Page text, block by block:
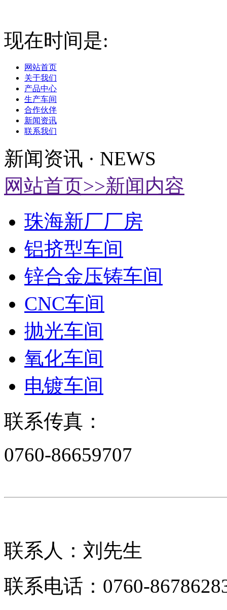
现在时间是:
网站首页
关于我们
产品中心
生产车间
合作伙伴
新闻资讯
联系我们
新闻资讯 · NEWS
网站首页>>新闻内容
珠海新厂厂房
铝挤型车间
锌合金压铸车间
CNC车间
抛光车间
氧化车间
电镀车间
联系传真：
0760-86659707
联系人：刘先生
联系电话：0760-